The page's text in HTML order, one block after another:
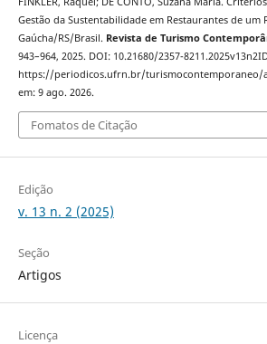
Gestão da Sustentabilidade em Restaurantes de um
Gaúcha/RS/Brasil. Revista de Turismo
943–964, 2025. DOI: 10.21680/2357-
https://periodicos.ufrn.br/turismocontemporaneo/
em: 9 ago. 2026.
Fomatos de Citação
Edição
v. 13 n. 2 (2025)
Seção
Artigos
Licença